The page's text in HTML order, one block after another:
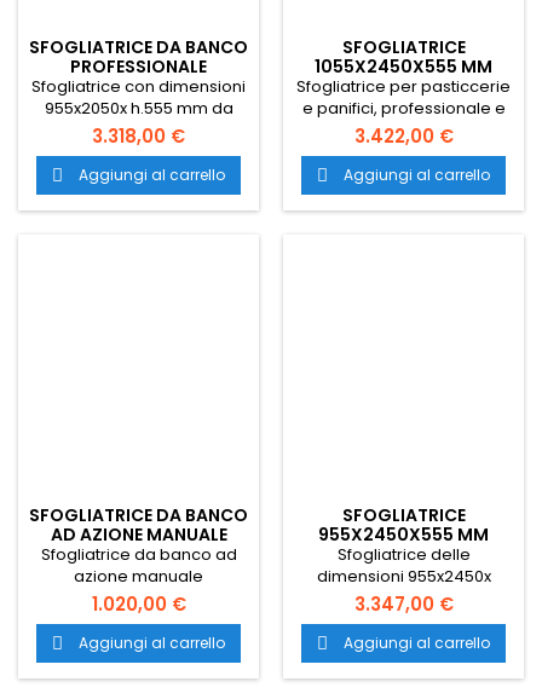
SFOGLIATRICE DA BANCO
PROFESSIONALE
Sfogliatrice con dimensioni
955x2050x h.555 mm da
banco professionale in
acciaio con vernice
antigraffio per pasticcerie.
Trasporto gratuito in tutta
Italia.
3.318,00 €
 Aggiungi al carrello
SFOGLIATRICE
1055X2450X555 MM
Sfogliatrice per pasticcerie
e panifici, professionale e
perfetta per la pastasfoglia
con dimensioni
1055x2450x555 mm. Il
trasporto è gratuito in tutta
Italia.
3.422,00 €
 Aggiungi al carrello
SFOGLIATRICE DA BANCO
AD AZIONE MANUALE
Sfogliatrice da banco ad
azione manuale
professionale per
pasticceria con dimensioni
(aperto) 682x972x h.405
mm. Il trasporto è gratuito
in tutta Italia.
1.020,00 €
 Aggiungi al carrello
SFOGLIATRICE
955X2450X555 MM
Sfogliatrice delle
dimensioni 955x2450x
h.555 mm professionale in
acciaio con vernice
antigraffio per pasticceria
da banco. Il trasporto è
gratuito in tutta Italia.
3.347,00 €
 Aggiungi al carrello